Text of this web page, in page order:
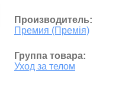
Производитель:
Премия (Премія)
Группа товара:
Уход за телом